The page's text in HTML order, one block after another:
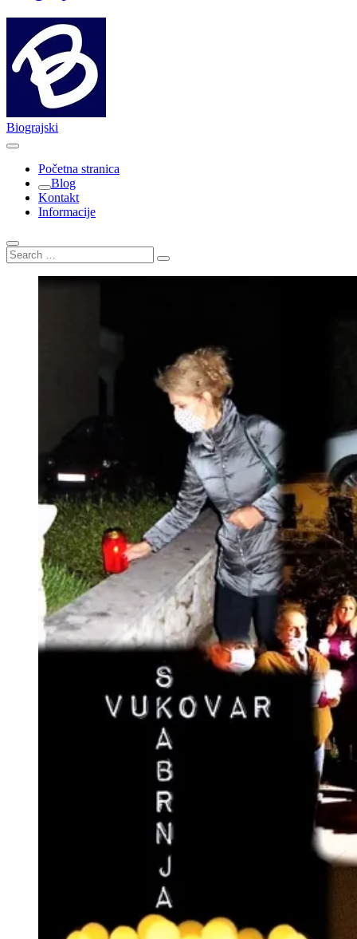
Biograjski
Početna stranica
Blog
Kontakt
Informacije
Search
…